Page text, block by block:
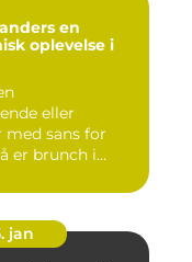
en
oplevelse i
eller
med sans for
er brunch i
jan